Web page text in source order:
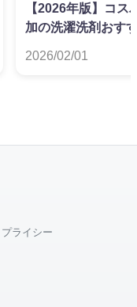
【2026年版】コス
加の洗濯洗剤おす
2026/02/01
ライシー